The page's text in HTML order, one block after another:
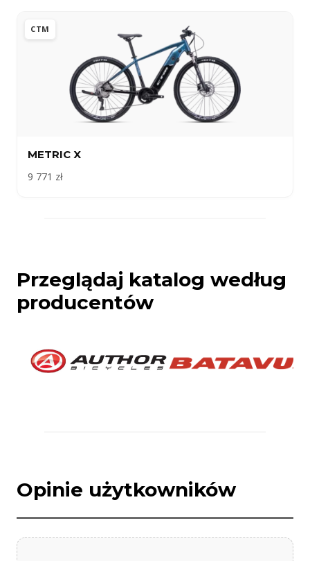
CTM
METRIC X
9 771 zł
Przeglądaj katalog według
producentów
Opinie użytkowników